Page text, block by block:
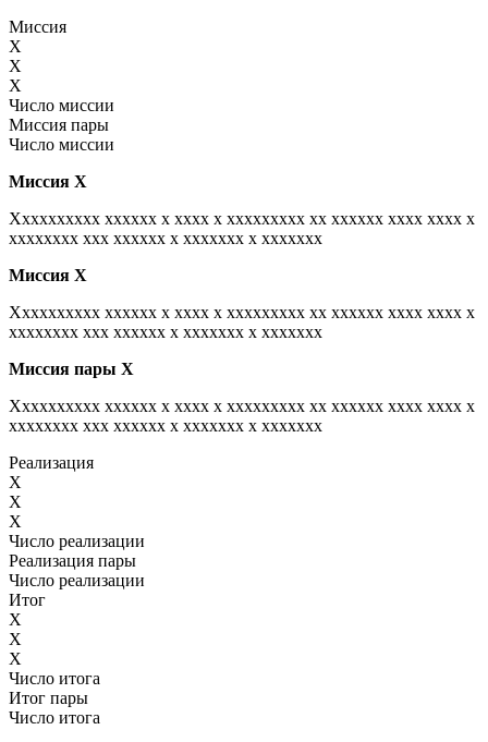
Миссия
X
X
X
Число миссии
Миссия пары
Число миссии
Миссия Х
Xxxxxxxxxx xxxxxx x xxxx x xxxxxxxxx xx xxxxxx xxxx xxxx x
xxxxxxxx xxx xxxxxx x xxxxxxx x xxxxxxx
Миссия Х
Xxxxxxxxxx xxxxxx x xxxx x xxxxxxxxx xx xxxxxx xxxx xxxx x
xxxxxxxx xxx xxxxxx x xxxxxxx x xxxxxxx
Миссия пары Х
Xxxxxxxxxx xxxxxx x xxxx x xxxxxxxxx xx xxxxxx xxxx xxxx x
xxxxxxxx xxx xxxxxx x xxxxxxx x xxxxxxx
Реализация
X
X
X
Число реализации
Реализация пары
Число реализации
Итог
X
X
X
Число итога
Итог пары
Число итога